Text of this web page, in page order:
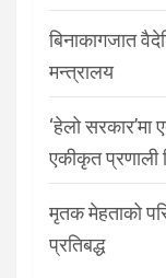
बिनाकागजात
मन्त्रालय
‘हेलो
एकीकृत प्रणाली
मृतक मेहताको
प्रतिबद्ध